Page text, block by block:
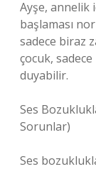
Ayşe, annelik
başlaması
sadece biraz
çocuk,
duyabilir.
Ses
Sorunlar)
Ses